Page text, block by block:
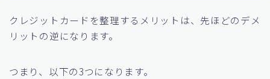
クレジットカードを整理するメリットは、先ほどのデメ
リットの逆になります。
つまり、以下の3つになります。